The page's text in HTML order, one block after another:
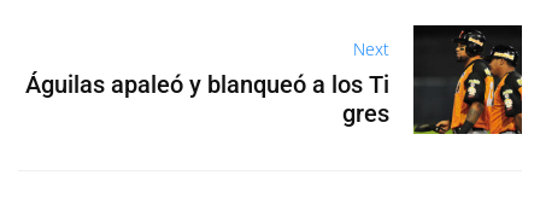
Next
Águilas apaleó y blanqueó a los Ti
gres